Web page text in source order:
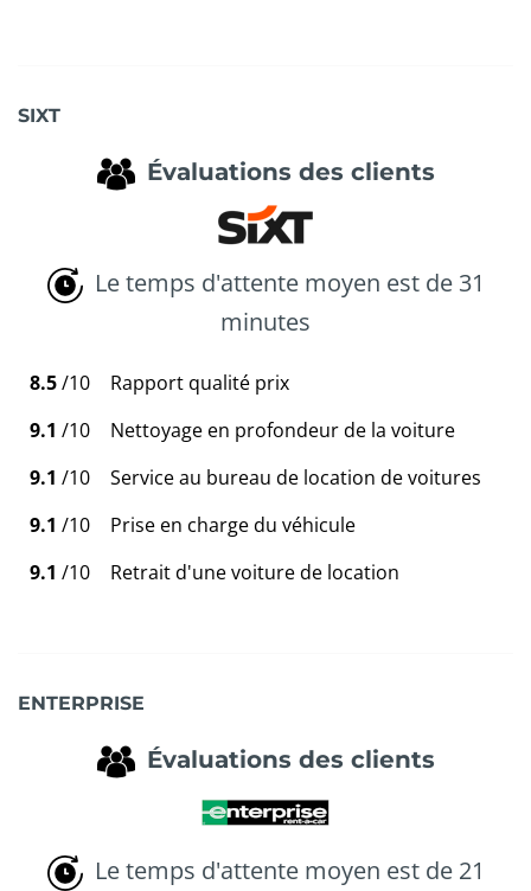
SIXT
Évaluations des clients
Le temps d'attente moyen est de 31
minutes
8.5/10
Rapport qualité prix
9.1 /10
Nettoyage en profondeur de la voiture
9.1 /10
Service au bureau de location de voitures
9.1 /10
Prise en charge du véhicule
9.1 /10 Retrait d'une voiture de location
ENTERPRISE
Évaluations des clients
Le temps d'attente moyen est de 21